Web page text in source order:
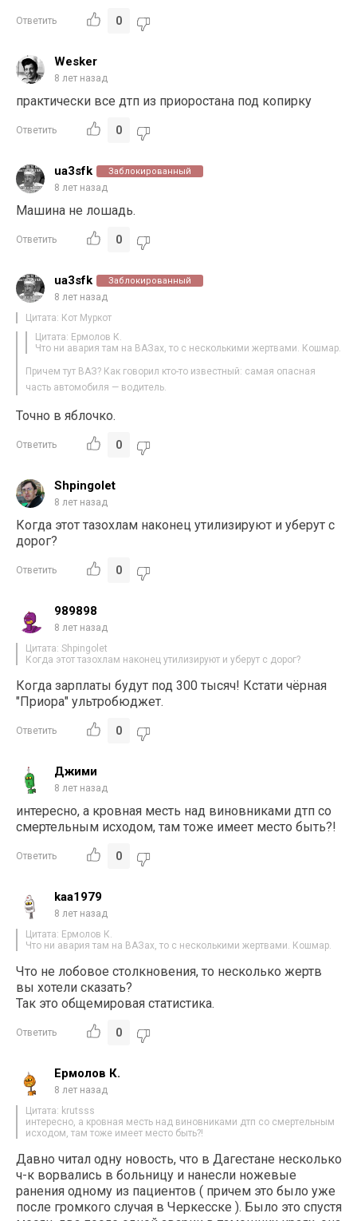
Ответить 0
Wesker
8 лет назад
практически все дтп из приоростана под копирку
Ответить 0
ua3sfk Заблокированный
8 лет назад
Машина не лошадь.
Ответить 0
ua3sfk Заблокированный
8 лет назад
Цитата: Кот Муркот
Цитата: Ермолов К.
Что ни авария там на ВАЗах, то с несколькими жертвами. Кошмар.
Причем тут ВАЗ? Как говорил кто-то известный: самая опасная
часть автомобиля — водитель.
Точно в яблочко.
Ответить 0
Shpingolet
8 лет назад
Когда этот тазохлам наконец утилизируют и уберут с
дорог?
Ответить 0
989898
8 лет назад
Цитата: Shpingolet
Когда этот тазохлам наконец утилизируют и уберут с дорог?
Когда зарплаты будут под 300 тысяч! Кстати чёрная
"Приора" ультробюджет.
Ответить 0
Джими
8 лет назад
интересно, а кровная месть над виновниками дтп со
смертельным исходом, там тоже имеет место быть?!
Ответить 0
kaa1979
8 лет назад
Цитата: Ермолов К.
Что ни авария там на ВАЗах, то с несколькими жертвами. Кошмар.
Что не лобовое столкновения, то несколько жертв
вы хотели сказать?
Так это общемировая статистика.
Ответить 0
Ермолов К.
8 лет назад
Цитата: krutsss
интересно, а кровная месть над виновниками дтп со смертельным
исходом, там тоже имеет место быть?!
Давно читал одну новость, что в Дагестане несколько
ч-к ворвались в больницу и нанесли ножевые
ранения одному из пациентов ( причем это было уже
после громкого случая в Черкесске ). Было это спустя